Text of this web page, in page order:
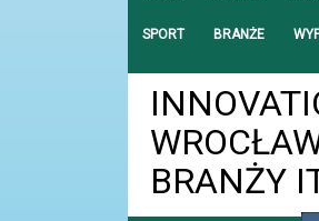
SPORT BRANŻE
BRANŻY